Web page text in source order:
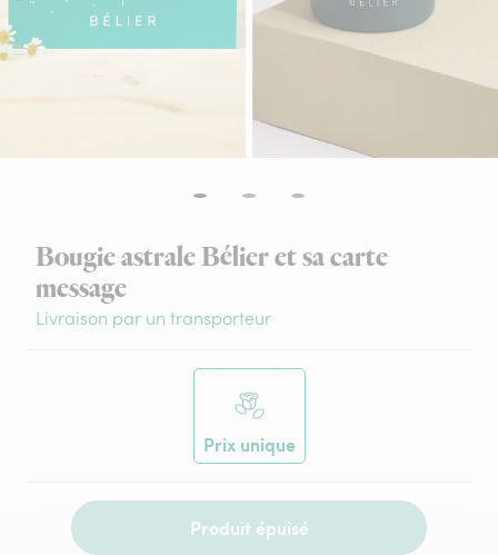
Bougie astrale Bélier et sa carte
message
Livraison par un transporteur
Prix unique
Produit épuisé